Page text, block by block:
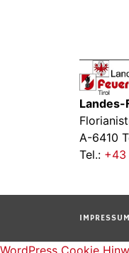
A-6410
Tel.: +43
IMPRESSUM